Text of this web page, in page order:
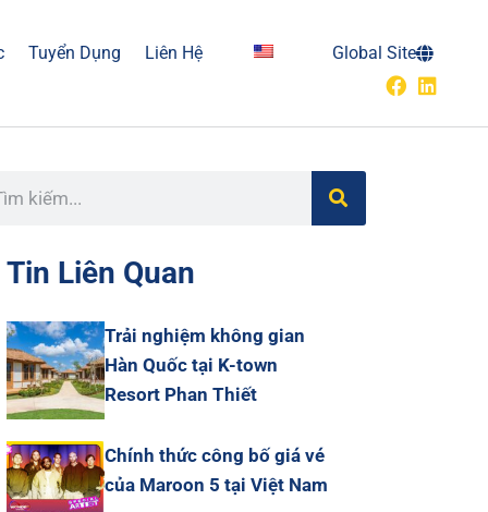
Tuyển Dụng Liên Hệ Global Site
Tin Liên Quan
Trải nghiệm không gian
Hàn Quốc tại K-town
Resort Phan Thiết
Chính thức công bố giá vé
của Maroon 5 tại Việt Nam